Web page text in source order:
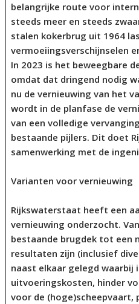
belangrijke route voor
steeds meer en steeds
stalen kokerbrug uit 1964
vermoeiingsverschijnselen
In 2023 is het beweegbare
omdat dat dringend nodig
nu de vernieuwing van het
wordt in de planfase de
van een volledige
bestaande pijlers. Dit doet
samenwerking met de
Varianten voor vernieuwing
Rijkswaterstaat heeft een
vernieuwing onderzocht.
bestaande brugdek tot een
resultaten zijn (inclusief
naast elkaar gelegd waarbij
uitvoeringskosten, hinder
voor de (hoge)scheepvaart,